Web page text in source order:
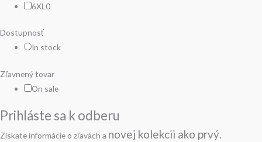
6XL 0
Dostupnosť
In stock
Zľavnený tovar
On sale
Prihláste sa k odberu
Získate informácie o zľavách a novej kolekcii ako prvý.